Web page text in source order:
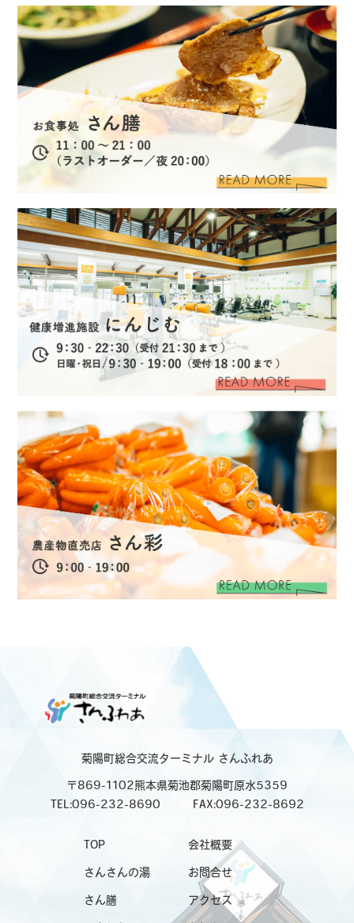
菊陽町総合交流ターミナルさんふれあ
〒869-1102熊本県菊池郡菊陽町原水5359
TEL:096-232-8690
FAX:096-232-8692
TOP 会社概要
さんさんの湯 お問合せ
さん膳 アクセス